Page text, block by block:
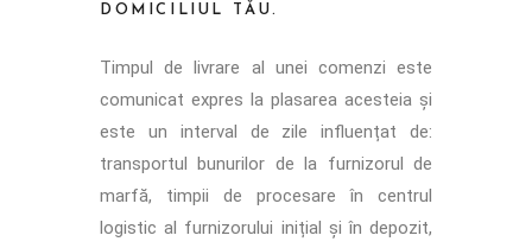
DOMICILIUL TĂU.
Timpul de livrare al unei comenzi este
comunicat expres la plasarea acesteia și
este un interval de zile influențat de:
transportul bunurilor de la furnizorul de
marfă, timpii de procesare în centrul
logistic al furnizorului inițial și în depozit,